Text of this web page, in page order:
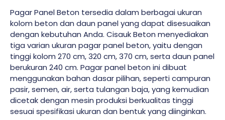
Pagar Panel Beton tersedia dalam berbagai ukuran
kolom beton dan daun panel yang dapat disesuaikan
dengan kebutuhan Anda. Cisauk Beton menyediakan
tiga varian ukuran pagar panel beton, yaitu dengan
tinggi kolom 270 cm, 320 cm, 370 cm, serta daun panel
berukuran 240 cm. Pagar panel beton ini dibuat
menggunakan bahan dasar pilihan, seperti campuran
pasir, semen, air, serta tulangan baja, yang kemudian
dicetak dengan mesin produksi berkualitas tinggi
sesuai spesifikasi ukuran dan bentuk yang diinginkan.